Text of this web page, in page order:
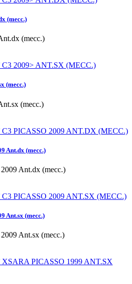
(mecc.)
(mecc.)
(mecc.)
(mecc.)
Ant.dx (mecc.)
Ant.dx (mecc.)
Ant.sx (mecc.)
Ant.sx (mecc.)